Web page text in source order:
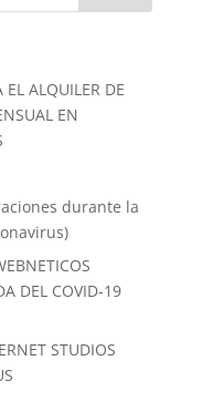
ALQUILER DE
EN
durante la
DEL COVID-19
STUDIOS